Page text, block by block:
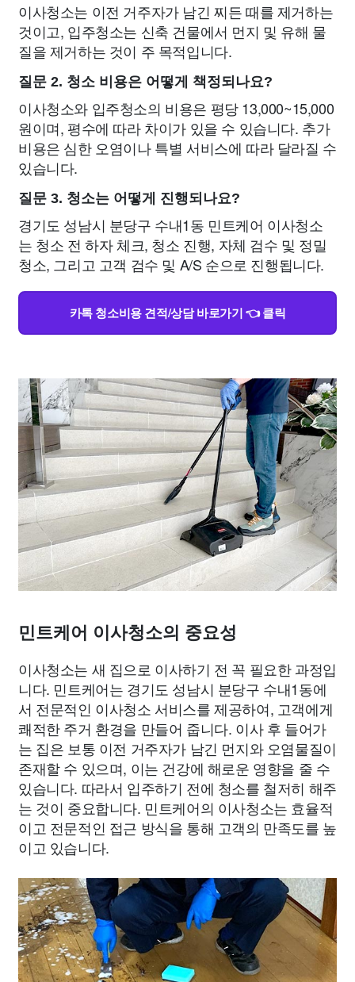
이사청소는 이전 거주자가 남긴 찌든 때를 제거하는
것이고, 입주청소는 신축 건물에서 먼지 및 유해 물
질을 제거하는 것이 주 목적입니다.
질문 2. 청소 비용은 어떻게 책정되나요?
이사청소와 입주청소의 비용은 평당 13,000~15,000
원이며, 평수에 따라 차이가 있을 수 있습니다. 추가
비용은 심한 오염이나 특별 서비스에 따라 달라질 수
있습니다.
질문 3. 청소는 어떻게 진행되나요?
경기도 성남시 분당구 수내1동 민트케어 이사청소
는 청소 전 하자 체크, 청소 진행, 자체 검수 및 정밀
청소, 그리고 고객 검수 및 A/S 순으로 진행됩니다.
카톡 청소비용 견적/상담 바로가기 👈 클릭
민트케어 이사청소의 중요성
이사청소는 새 집으로 이사하기 전 꼭 필요한 과정입
니다. 민트케어는 경기도 성남시 분당구 수내1동에
서 전문적인 이사청소 서비스를 제공하여, 고객에게
쾌적한 주거 환경을 만들어 줍니다. 이사 후 들어가
는 집은 보통 이전 거주자가 남긴 먼지와 오염물질이
존재할 수 있으며, 이는 건강에 해로운 영향을 줄 수
있습니다. 따라서 입주하기 전에 청소를 철저히 해주
는 것이 중요합니다. 민트케어의 이사청소는 효율적
이고 전문적인 접근 방식을 통해 고객의 만족도를 높
이고 있습니다.